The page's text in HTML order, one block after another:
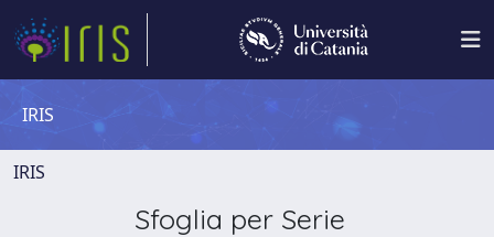
IRIS
IRIS
Sfoglia per Serie